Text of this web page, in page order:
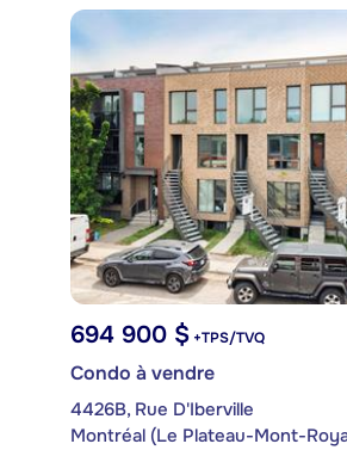
694 900 $ +TPS/TVQ
Condo à vendre
4426B, Rue D'Iberville
Montréal (Le Plateau-Mont-